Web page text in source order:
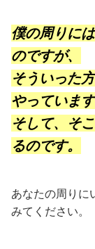
僕の周りに
のですが、
そういった
やっています
そして、そ
るのです。
あなたの周りに
みてください。